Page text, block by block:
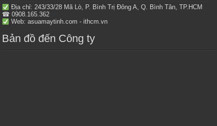
Địa chỉ: 243/33/28 Mã Lò, P. Bình Trị Đông A, Q. Bình Tân, TP.HCM
☎ 0908.165.362
Web: asuamaytinh.com - ithcm.vn
Bản đồ đến Công ty